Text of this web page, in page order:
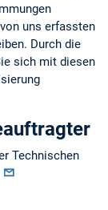
uns erfassten
Durch die
sich mit diesen
Technischen